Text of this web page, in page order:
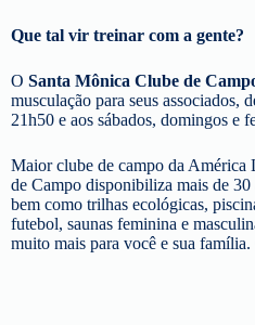
Que tal vir treinar com a gente?
O Santa Mônica Clube de
musculação para seus associados,
21h50 e aos sábados, domingos e
Maior clube de campo da América
de Campo disponibiliza mais de
bem como trilhas ecológicas,
futebol, saunas feminina e
muito mais para você e sua família.